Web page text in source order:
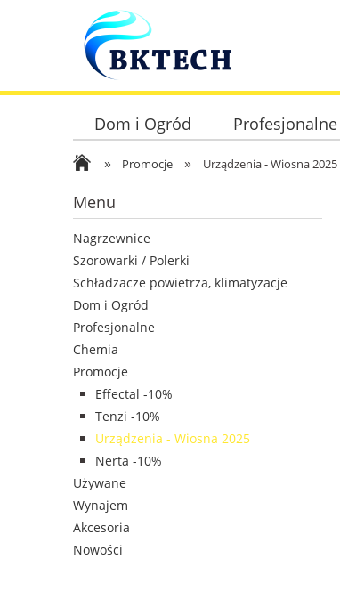
Dom i Ogród Profesjonalne
» Promocje » Urządzenia - Wiosna 2025
Menu
Nagrzewnice
Szorowarki / Polerki
Schładzacze powietrza, klimatyzacje
Dom i Ogród
Profesjonalne
Chemia
Promocje
Effectal -10%
Tenzi -10%
Urządzenia - Wiosna 2025
Nerta -10%
Używane
Wynajem
Akcesoria
Nowości